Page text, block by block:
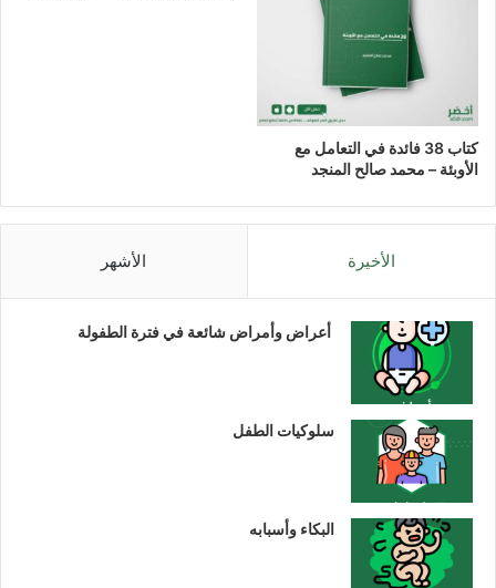
كتاب 38 فائدة في التعامل مع
الأوبئة – محمد صالح المنجد
الأخيرة الأشهر
أعراض وأمراض شائعة في فترة الطفولة
سلوكيات الطفل
البكاء وأسبابه